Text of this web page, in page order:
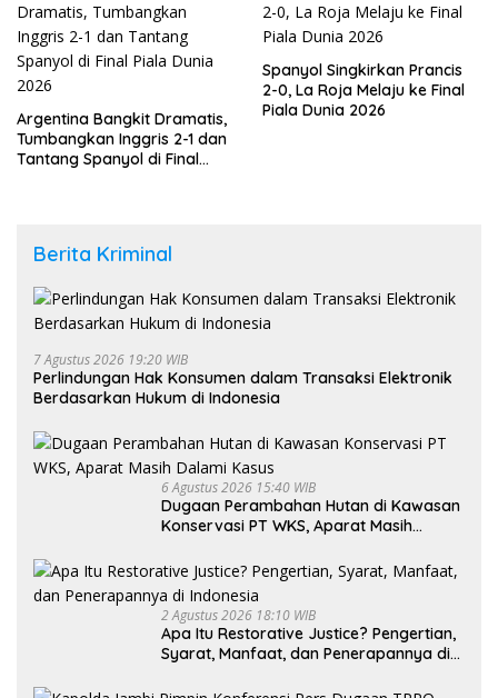
Argentina Bangkit Dramatis,
Tumbangkan Inggris 2-1 dan
Tantang Spanyol di Final
Spanyol Singkirkan Prancis
2-0, La Roja Melaju ke Final
Piala Dunia 2026
Berita Kriminal
7 Agustus 2026 19:20 WIB
Perlindungan Hak Konsumen dalam Transaksi Elektronik
Berdasarkan Hukum di Indonesia
6 Agustus 2026 15:40 WIB
Dugaan Perambahan Hutan di Kawasan
Konservasi PT WKS, Aparat Masih
2 Agustus 2026 18:10 WIB
Apa Itu Restorative Justice? Pengertian,
Syarat, Manfaat, dan Penerapannya di